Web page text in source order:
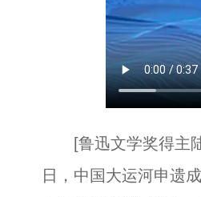
[鲁迅文学奖得主陆
日，中国大运河申遗